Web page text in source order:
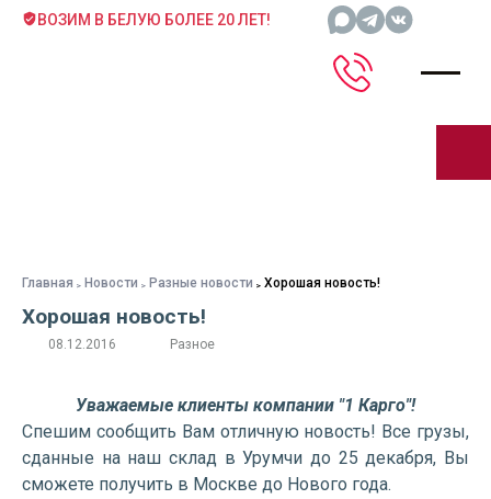
ВОЗИМ В БЕЛУЮ БОЛЕЕ 20 ЛЕТ!
Главная Новости Разные новости Хорошая новость!
Хорошая новость!
08.12.2016 Разное
Уважаемые клиенты компании "1 Карго"!
Спешим сообщить Вам отличную новость! Все грузы,
сданные на наш склад в Урумчи до 25 декабря, Вы
сможете получить в Москве до Нового года.